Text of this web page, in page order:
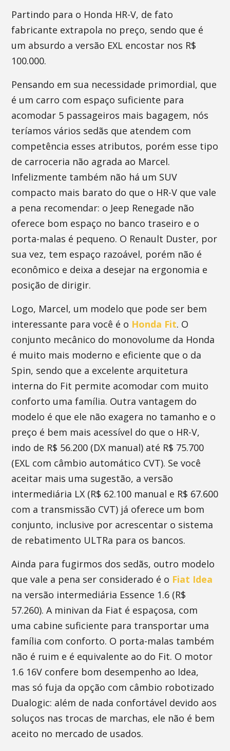
Partindo para o Honda HR-V, de fato
fabricante extrapola no preço, sendo que é
um absurdo a versão EXL encostar nos R$
100.000.
Pensando em sua necessidade primordial, que
é um carro com espaço suficiente para
acomodar 5 passageiros mais bagagem, nós
teríamos vários sedãs que atendem com
competência esses atributos, porém esse tipo
de carroceria não agrada ao Marcel.
Infelizmente também não há um SUV
compacto mais barato do que o HR-V que vale
a pena recomendar: o Jeep Renegade não
oferece bom espaço no banco traseiro e o
porta-malas é pequeno. O Renault Duster, por
sua vez, tem espaço razoável, porém não é
econômico e deixa a desejar na ergonomia e
posição de dirigir.
Logo, Marcel, um modelo que pode ser bem
interessante para você é o Honda Fit. O
conjunto mecânico do monovolume da Honda
é muito mais moderno e eficiente que o da
Spin, sendo que a excelente arquitetura
interna do Fit permite acomodar com muito
conforto uma família. Outra vantagem do
modelo é que ele não exagera no tamanho e o
preço é bem mais acessível do que o HR-V,
indo de R$ 56.200 (DX manual) até R$ 75.700
(EXL com câmbio automático CVT). Se você
aceitar mais uma sugestão, a versão
intermediária LX (R$ 62.100 manual e R$ 67.600
com a transmissão CVT) já oferece um bom
conjunto, inclusive por acrescentar o sistema
de rebatimento ULTRa para os bancos.
Ainda para fugirmos dos sedãs, outro modelo
que vale a pena ser considerado é o Fiat Idea
na versão intermediária Essence 1.6 (R$
57.260). A minivan da Fiat é espaçosa, com
uma cabine suficiente para transportar uma
família com conforto. O porta-malas também
não é ruim e é equivalente ao do Fit. O motor
1.6 16V confere bom desempenho ao Idea,
mas só fuja da opção com câmbio robotizado
Dualogic: além de nada confortável devido aos
soluços nas trocas de marchas, ele não é bem
aceito no mercado de usados.